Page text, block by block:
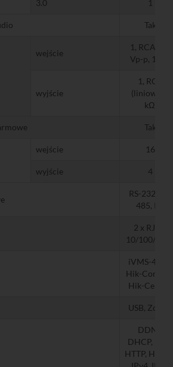
3.0 1
Tak
wejście
1, RCA (2.0
Vp-p, 1 kΩ)
wyjście
1, RCA
(liniowe, 1
kΩ)
Tak
wejście 16
wyjście 4
RS-232, RS-
485, KB
2 x RJ-45
10/100/
iVMS-4200,
Hik-
Hik-Central
USB, Zdalna
DDNS,
DHCP, DNS,
HTTP,